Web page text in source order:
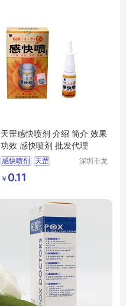
天罡感快喷剂 介绍 简介 效果
功效 感快喷剂 批发代理
感快喷剂
天罡
天罡感快喷剂
深圳市龙
￥ 0.11